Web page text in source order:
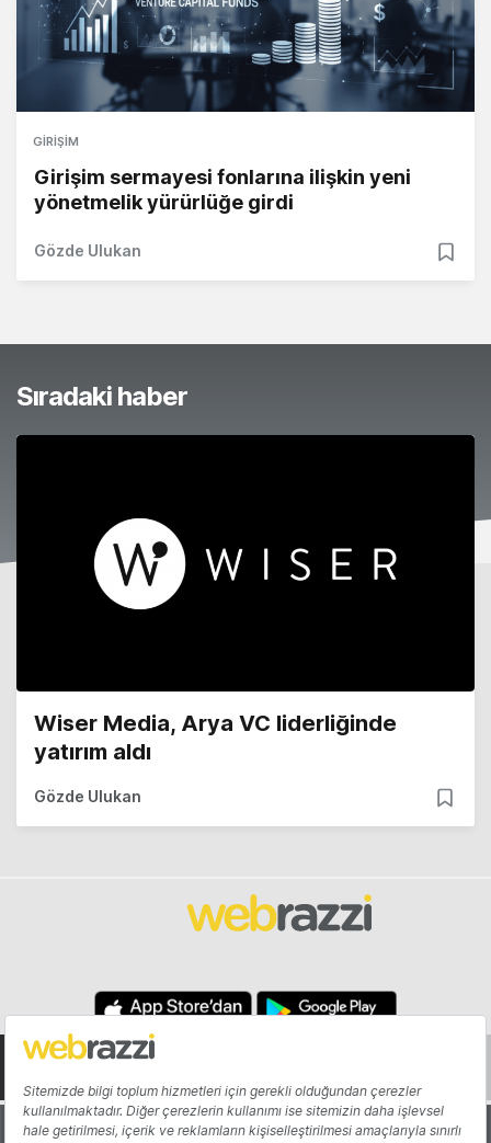
GIRIŞIM
Girişim sermayesi fonlarına ilişkin yeni
yönetmelik yürürlüğe girdi
Gözde Ulukan
Sıradaki haber
Wiser Media, Arya VC liderliğinde
yatırım aldı
Gözde Ulukan
Hakkında Yazarlar